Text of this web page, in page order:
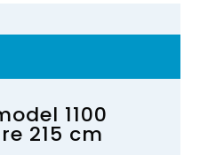
1100
215 cm